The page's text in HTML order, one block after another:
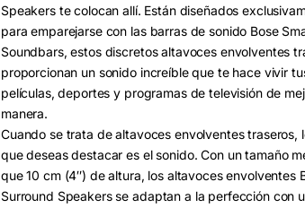
Speakers te colocan allí. Están diseñados
para emparejarse con las barras de sonido Bose
Soundbars, estos discretos altavoces envolventes
proporcionan un sonido increíble que te hace vivir
películas, deportes y programas de televisión de
manera.
Cuando se trata de altavoces envolventes traseros,
que deseas destacar es el sonido. Con un tamaño
que 10 cm (4″) de altura, los altavoces envolventes
Surround Speakers se adaptan a la perfección con